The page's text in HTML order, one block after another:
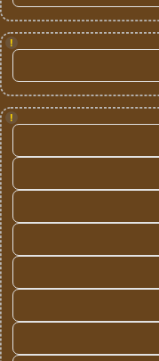
!
!